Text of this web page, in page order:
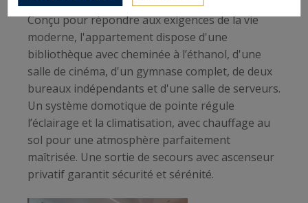
Conçu pour répondre aux exigences de la vie
moderne, l'appartement dispose d'une
bibliothèque avec cheminée à l’éthanol, d'une
salle de cinéma, d'un gymnase complet, de deux
bureaux indépendants et d'une salle de serveurs.
Un système domotique de pointe régule
l’éclairage et la climatisation, avec chauffage au
sol pour une atmosphère parfaitement
maîtrisée. Une sortie de secours avec ascenseur
privatif garantit sécurité et sérénité.